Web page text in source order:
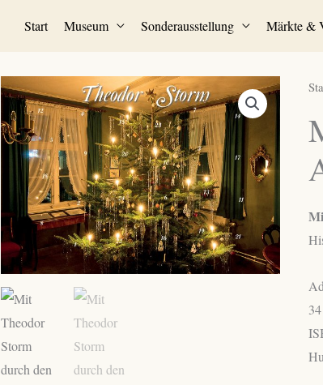
Start Museum Sonderausstellung Märkte &